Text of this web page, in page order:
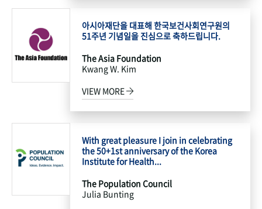
아시아재단을 대표해 한국보건사회연구원의
51주년 기념일을 진심으로 축하드립니다.
The Asia Foundation
Kwang W. Kim
VIEW MORE
With great pleasure I join in celebrating
the 50+1st anniversary of the Korea
Institute for Health...
The Population Council
Julia Bunting